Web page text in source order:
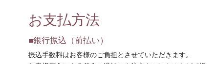
お支払方法
■銀行振込（前払い）
振込手数料はお客様のご負担とさせていただきます。